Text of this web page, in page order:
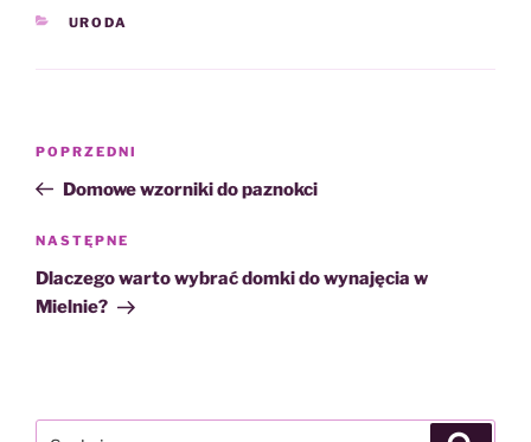
KATEGORIE
URODA
Poprzedni
wpis
POPRZEDNI
Domowe wzorniki do paznokci
Następny
wpis
NASTĘPNE
Dlaczego warto wybrać domki do wynajęcia w
Mielnie?